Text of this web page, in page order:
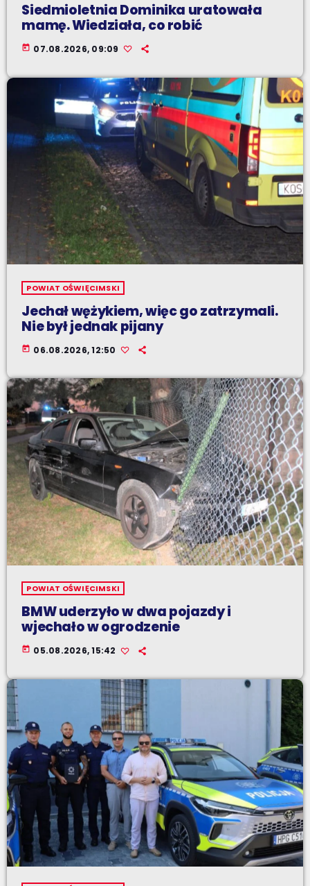
Siedmioletnia Dominika uratowała
mamę. Wiedziała, co robić
today 07.08.2026, 09:09
POWIAT OŚWIĘCIMSKI
Jechał wężykiem, więc go zatrzymali.
Nie był jednak pijany
today 06.08.2026, 12:50
POWIAT OŚWIĘCIMSKI
BMW uderzyło w dwa pojazdy i
wjechało w ogrodzenie
today 05.08.2026, 15:42